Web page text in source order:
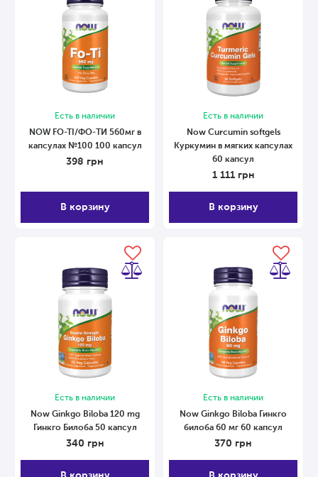
Есть в наличии
NOW FO-TI/ФO-ТИ 560мг в
капсулах №100 100 капсул
398 грн
В корзину
Есть в наличии
Now Curcumin softgels
Куркумин в мягких капсулах
60 капсул
1 111 грн
В корзину
Есть в наличии
Now Ginkgo Biloba 120 mg
Гинкго Билоба 50 капсул
340 грн
Есть в наличии
Now Ginkgo Biloba Гинкго
билоба 60 мг 60 капсул
370 грн